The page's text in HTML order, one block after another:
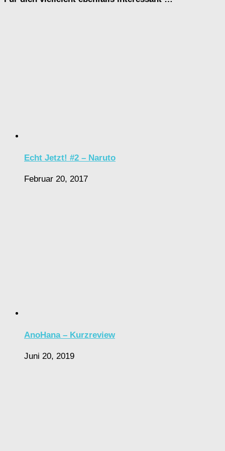
Echt Jetzt! #2 – Naruto
Februar 20, 2017
AnoHana – Kurzreview
Juni 20, 2019